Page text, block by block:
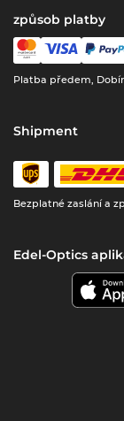
způsob platby
Platba předem,
Shipment
Bezplatné zaslání a
Edel-Optics